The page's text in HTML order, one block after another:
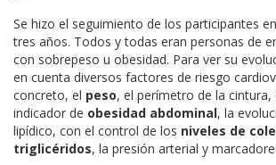
Se hizo el seguimiento de los participantes
tres años. Todos y todas eran personas de
con sobrepeso u obesidad. Para ver su
en cuenta diversos factores de riesgo
concreto, el peso, el perímetro de la cintura,
indicador de obesidad abdominal, la
lipídico, con el control de los niveles de
triglicéridos, la presión arterial y